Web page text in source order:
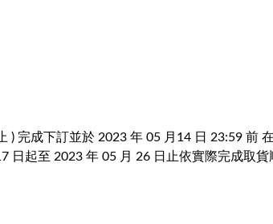
完成下訂並於 2023 年 05 月14 日 23:59 前
日起至 2023 年 05 月 26 日止依實際完成取